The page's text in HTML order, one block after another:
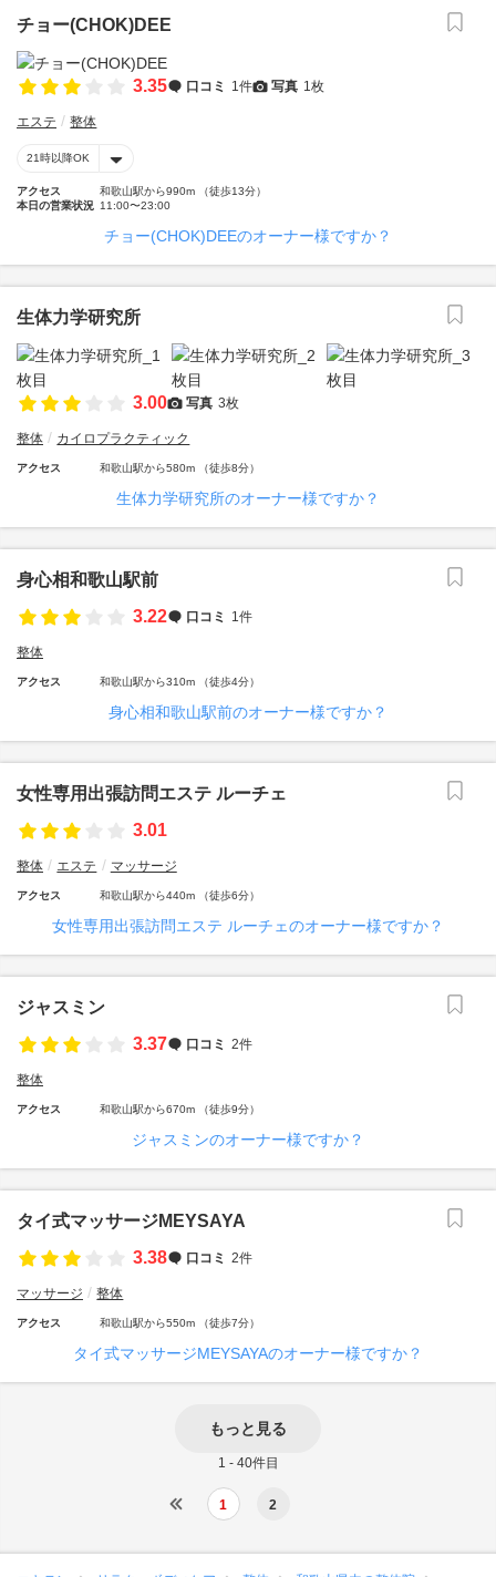
チョー(CHOK)DEE
3.35 口コミ 1件 写真 1枚
エステ 整体
21時以降OK
アクセス
和歌山駅から990m （徒歩13分）
本日の営業状況 11:00〜23:00
チョー(CHOK)DEEのオーナー様ですか？
生体力学研究所
3.00 写真 3枚
整体 カイロプラクティック
アクセス 和歌山駅から580m （徒歩8分）
生体力学研究所のオーナー様ですか？
身心相和歌山駅前
3.22
口コミ 1件
整体
アクセス 和歌山駅から310m （徒歩4分）
身心相和歌山駅前のオーナー様ですか？
女性専用出張訪問エステ ルーチェ
3.01
整体 エステ マッサージ
アクセス 和歌山駅から440m （徒歩6分）
女性専用出張訪問エステ ルーチェのオーナー様ですか？
ジャスミン
3.37
口コミ 2件
整体
アクセス 和歌山駅から670m （徒歩9分）
ジャスミンのオーナー様ですか？
タイ式マッサージMEYSAYA
3.38
口コミ 2件
マッサージ 整体
アクセス 和歌山駅から550m （徒歩7分）
タイ式マッサージMEYSAYAのオーナー様ですか？
もっと見る
1 - 40件目
1 2